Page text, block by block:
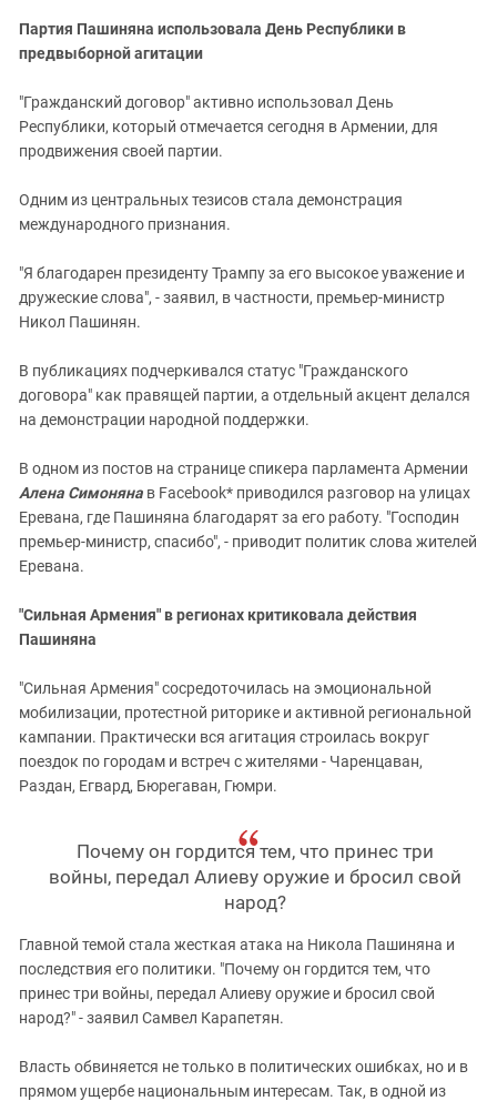
Партия Пашиняна использовала День Республики в
предвыборной агитации
"Гражданский договор" активно использовал День
Республики, который отмечается сегодня в Армении, для
продвижения своей партии.
Одним из центральных тезисов стала демонстрация
международного признания.
"Я благодарен президенту Трампу за его высокое уважение и
дружеские слова", - заявил, в частности, премьер-министр
Никол Пашинян.
В публикациях подчеркивался статус "Гражданского
договора" как правящей партии, а отдельный акцент делался
на демонстрации народной поддержки.
В одном из постов на странице спикера парламента Армении
Алена Симоняна в Facebook* приводился разговор на улицах
Еревана, где Пашиняна благодарят за его работу. "Господин
премьер-министр, спасибо", - приводит политик слова жителей
Еревана.
"Сильная Армения" в регионах критиковала действия
Пашиняна
"Сильная Армения" сосредоточилась на эмоциональной
мобилизации, протестной риторике и активной региональной
кампании. Практически вся агитация строилась вокруг
поездок по городам и встреч с жителями - Чаренцаван,
Раздан, Егвард, Бюрегаван, Гюмри.
Почему он гордится тем, что принес три
войны, передал Алиеву оружие и бросил свой
народ?
Главной темой стала жесткая атака на Никола Пашиняна и
последствия его политики. "Почему он гордится тем, что
принес три войны, передал Алиеву оружие и бросил свой
народ?" - заявил Самвел Карапетян.
Власть обвиняется не только в политических ошибках, но и в
прямом ущербе национальным интересам. Так, в одной из